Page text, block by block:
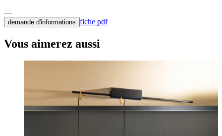
demande d'informations fiche pdf
Vous aimerez aussi